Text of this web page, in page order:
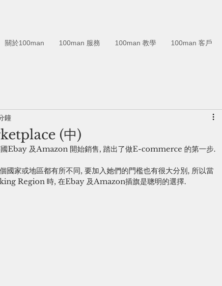
關於100man 100man 服務 100man 教學 100man 客戶
(中)
鐘
Ebay 及Amazon 開始銷售, 踏出了做E-commerce 的第一步.
家或地區都有所不同, 要加入她們的門檻也有很大分別, 所以當
Region 時, 在Ebay 及Amazon插旗是聰明的選擇.